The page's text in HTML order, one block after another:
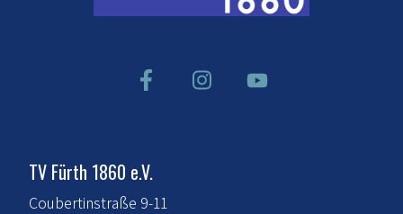
TV Fürth 1860 e.V.
Coubertinstraße 9-11